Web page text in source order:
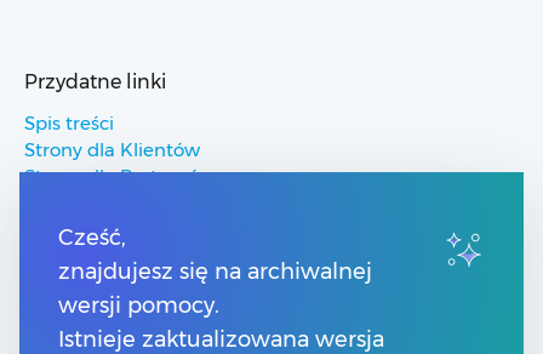
Przydatne linki
Spis treści
Strony dla Klientów
Strony dla Partnerów
Pomoc Comarch Betterfly
Pomoc Comarch e-Sklep
Pomoc Comarch HRM
Kontakt
Cześć,
znajdujesz się na archiwalnej
wersji pomocy.
Istnieje zaktualizowana wersja